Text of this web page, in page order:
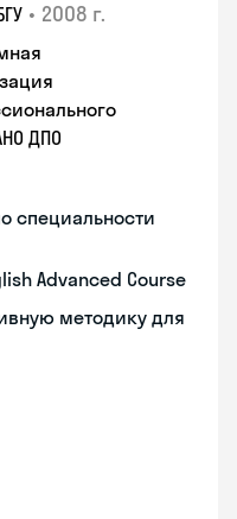
• 2008 г.
ДПО
специальности
Advanced Course
методику для